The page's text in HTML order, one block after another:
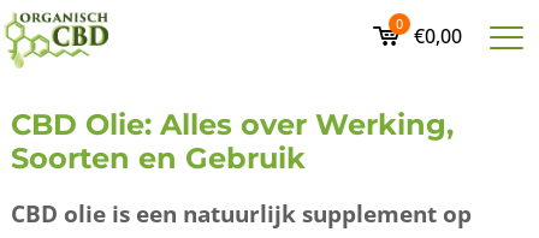
0 €0,00
CBD Olie: Alles over Werking,
Soorten en Gebruik
CBD olie is een natuurlijk supplement op